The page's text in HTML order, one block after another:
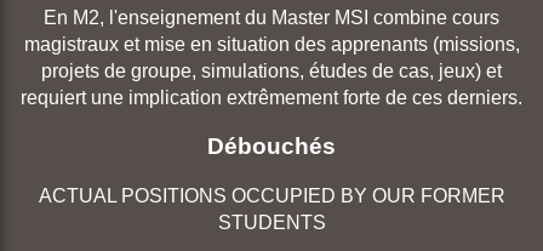
En M2, l'enseignement du Master MSI combine cours
magistraux et mise en situation des apprenants (missions,
projets de groupe, simulations, études de cas, jeux) et
requiert une implication extrêmement forte de ces derniers.
Débouchés
ACTUAL POSITIONS OCCUPIED BY OUR FORMER
STUDENTS